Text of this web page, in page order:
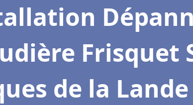
Frisquet
de la Lande